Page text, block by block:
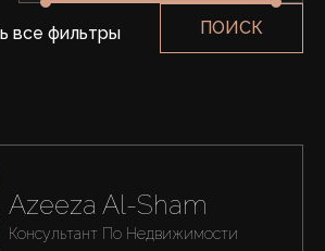
все фильтры ПОИСК
Azeeza Al-Sham
Консультант По Недвижимости